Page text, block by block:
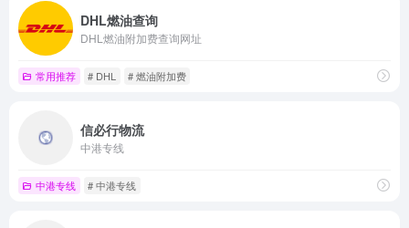
DHL燃油查询
DHL燃油附加费查询网址
常用推荐 # DHL # 燃油附加费
信必行物流
中港专线
中港专线 # 中港专线